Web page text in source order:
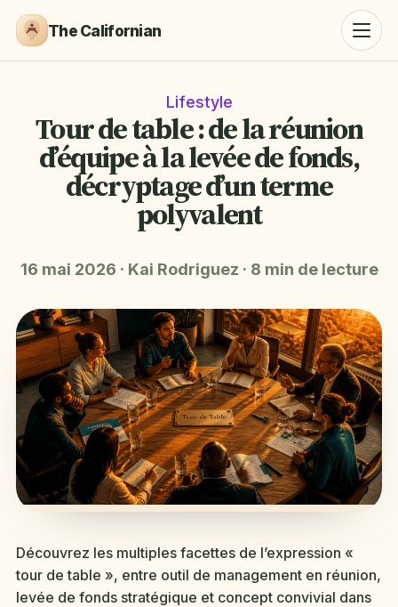
The Californian
Lifestyle
Tour de table : de la réunion
d’équipe à la levée de fonds,
décryptage d’un terme
polyvalent
16 mai 2026 · Kai Rodriguez · 8 min de lecture
Découvrez les multiples facettes de l’expression «
tour de table », entre outil de management en réunion,
levée de fonds stratégique et concept convivial dans